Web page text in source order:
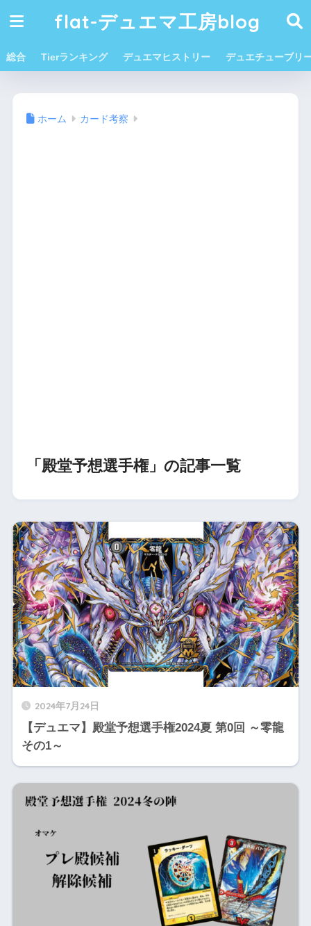
flat-デュエマ工房blog
総合 Tierランキング デュエマヒストリー デュエチューブリ
ホーム カード考察
「殿堂予想選手権」の記事一覧
2024年7月24日
【デュエマ】殿堂予想選手権2024夏 第0回 ～零龍
その1～